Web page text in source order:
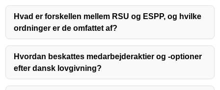
Hvad er forskellen mellem RSU og ESPP, og hvilke
ordninger er de omfattet af?
Hvordan beskattes medarbejderaktier og -optioner
efter dansk lovgivning?